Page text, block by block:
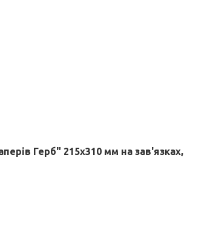
Герб" 215х310 мм на зав'язках,